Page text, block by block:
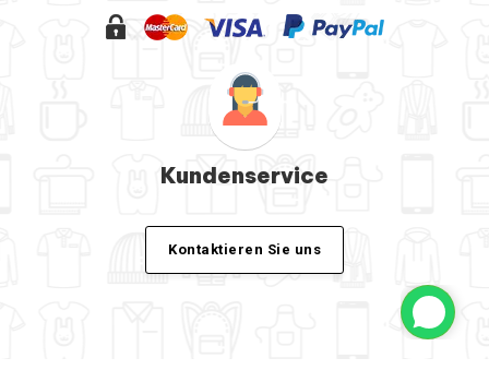
Kundenservice
Kontaktieren Sie uns